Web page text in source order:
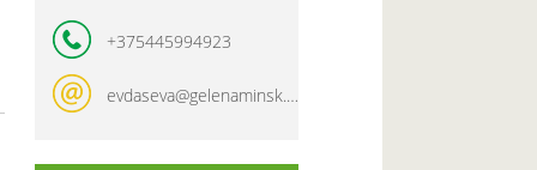
+375445994923
evdaseva@gelenaminsk.com